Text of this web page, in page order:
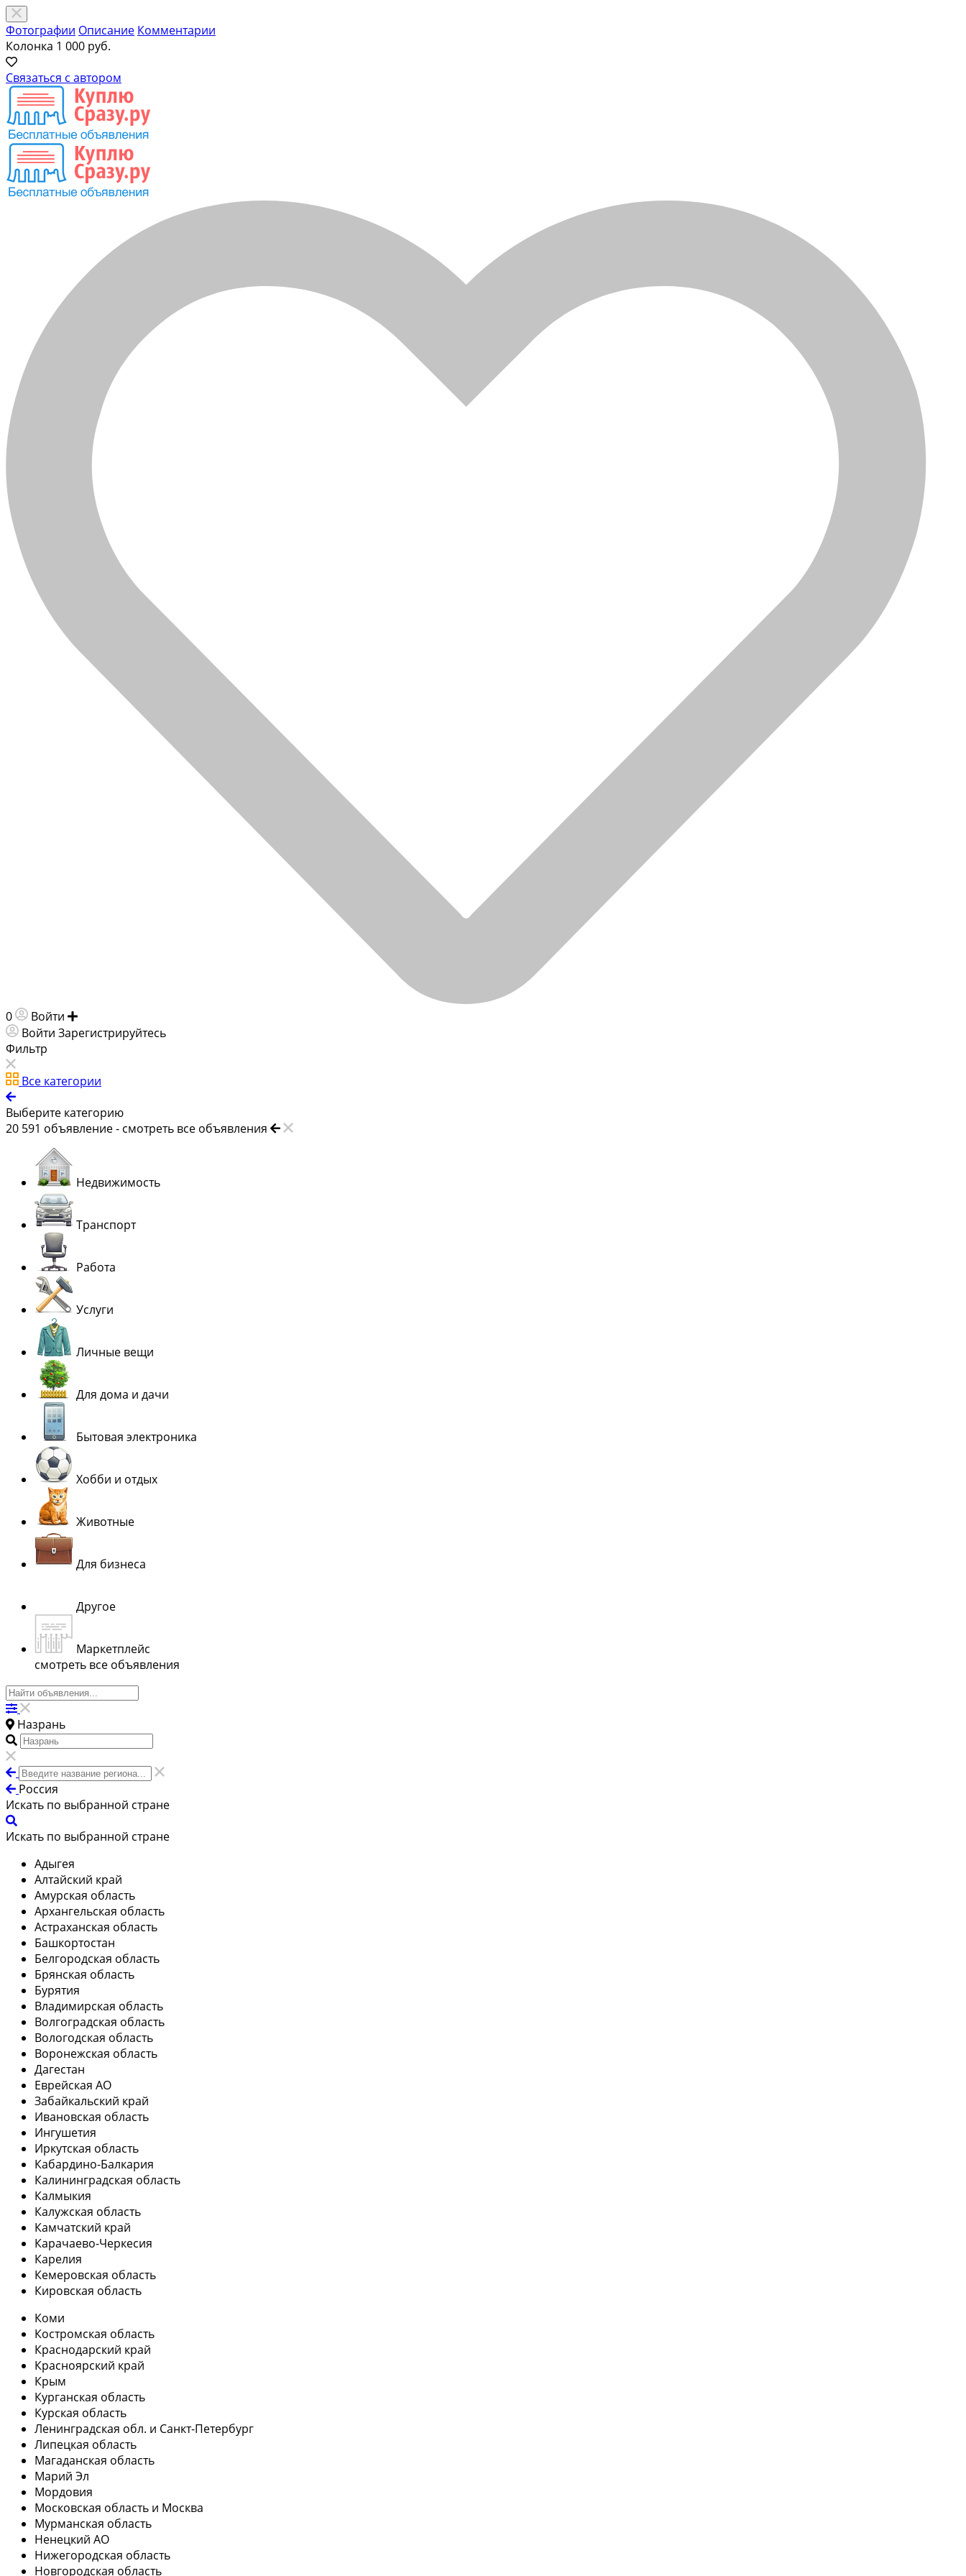
Фотографии Описание Комментарии
Колонка 1 000 руб.
Связаться с автором
0 Войти
Войти Зарегистрируйтесь
Фильтр
Все категории
Выберите категорию
20 591 объявление - смотреть все объявления
Недвижимость
Транспорт
Работа
Услуги
Личные вещи
Для дома и дачи
Бытовая электроника
Хобби и отдых
Животные
Для бизнеса
Другое
Маркетплейс
смотреть все объявления
Назрань
Россия
Искать по выбранной стране
Искать по выбранной стране
Адыгея
Алтайский край
Амурская область
Архангельская область
Астраханская область
Башкортостан
Белгородская область
Брянская область
Бурятия
Владимирская область
Волгоградская область
Вологодская область
Воронежская область
Дагестан
Еврейская АО
Забайкальский край
Ивановская область
Ингушетия
Иркутская область
Кабардино-Балкария
Калининградская область
Калмыкия
Калужская область
Камчатский край
Карачаево-Черкесия
Карелия
Кемеровская область
Кировская область
Коми
Костромская область
Краснодарский край
Красноярский край
Крым
Курганская область
Курская область
Ленинградская обл. и Санкт-Петербург
Липецкая область
Магаданская область
Марий Эл
Мордовия
Московская область и Москва
Мурманская область
Ненецкий АО
Нижегородская область
Новгородская область